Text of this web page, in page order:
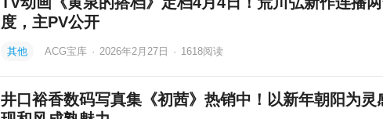
度，主PV公开
其他 ACG宝库 · 2026年2月27日 · 1618阅读
井口裕香数码写真集《初茜》热销中！以新年朝阳为灵